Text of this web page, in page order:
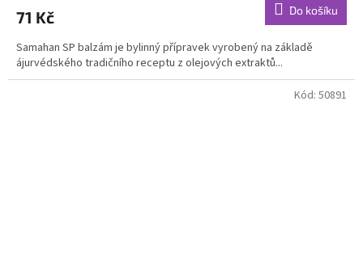
je
z
5
hvězdiček.
71 Kč Do košíku
Samahan SP balzám je bylinný přípravek vyrobený na základě
ájurvédského tradičního receptu z olejových extraktů...
Kód: 50891